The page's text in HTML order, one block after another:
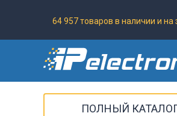
64 957 товаров в наличии и на
ПОЛНЫЙ